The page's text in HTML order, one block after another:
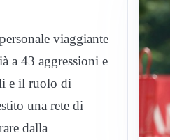
viaggiante
a 43 aggressioni e
e il ruolo di
una rete di
dalla